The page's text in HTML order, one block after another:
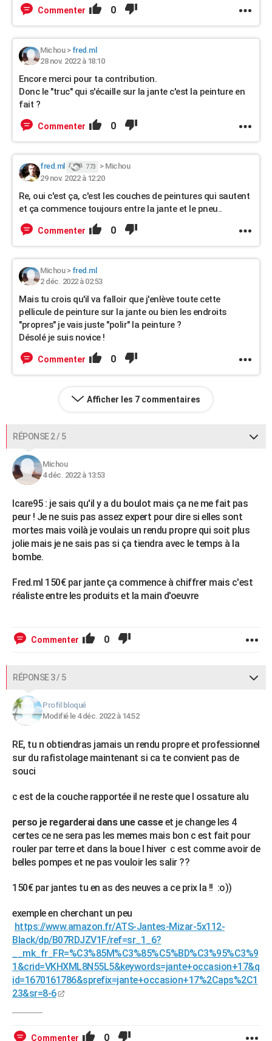
Commenter 0
Michou> fred.ml
28 nov. 2022 à 18:10
Encore merci pour ta contribution.
Donc le "truc" qui s'écaille sur la jante c'est la peinture en
fait ?
Commenter 0
fred.ml 773 > Michou
29 nov. 2022 à 12:20
Re, oui c'est ça, c'est les couches de peintures qui sautent
et ça commence toujours entre la jante et le pneu..
Commenter 0
Michou> fred.ml
2 déc. 2022 à 02:53
Mais tu crois qu'il va falloir que j'enlève toute cette
pellicule de peinture sur la jante ou bien les endroits
"propres" je vais juste "polir" la peinture ?
Désolé je suis novice !
Commenter 0
Afficher les 7 commentaires
RÉPONSE 2 / 5
Michou
4 déc. 2022 à 13:53
Icare95 : je sais qu'il y a du boulot mais ça ne me fait pas
peur ! Je ne suis pas assez expert pour dire si elles sont
mortes mais voilà je voulais un rendu propre qui soit plus
jolie mais je ne sais pas si ça tiendra avec le temps à la
bombe.
Fred.ml 150€ par jante ça commence à chiffrer mais c'est
réaliste entre les produits et la main d'oeuvre
Commenter 0
RÉPONSE 3 / 5
Profil bloqué
Modifié le 4 déc. 2022 à 14:52
RE, tu n obtiendras jamais un rendu propre et professionnel
sur du rafistolage maintenant si ca te convient pas de
souci
c est de la couche rapportée il ne reste que l ossature alu
perso je regarderai dans une casseet je change les 4
certes ce ne sera pas les memes mais bon c est fait pour
rouler par terre et dans la boue l hiver c est comme avoir de
belles pompes et ne pas vouloir les salir ??
150€ par jantes tu en as des neuves a ce prix la !! :o))
exemple en cherchant un peu
https://www.amazon.fr/ATS-Jantes-Mizar-5x112-
Black/dp/B07RDJZV1F/ref=sr_1_6?
__mk_fr_FR=%C3%85M%C3%85%C5%BD%C3%95%C3%9
1&crid=VKHXML8N55L5&keywords=jante+occasion+17&q
id=1670161786&sprefix=jante+occasion+17%2Caps%2C1
23&sr=8-6
Commenter 0